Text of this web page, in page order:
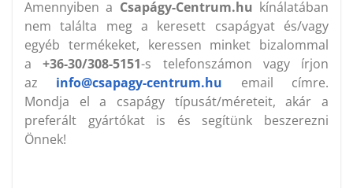
Amennyiben a Csapágy-Centrum.hu kínálatában
nem találta meg a keresett csapágyat és/vagy
egyéb termékeket, keressen minket bizalommal
a+36-30/308-5151-s telefonszámon vagy írjon
az info@csapagy-centrum.hu email címre.
Mondja el a csapágy típusát/méreteit, akár a
preferált gyártókat is és segítünk beszerezni
Önnek!